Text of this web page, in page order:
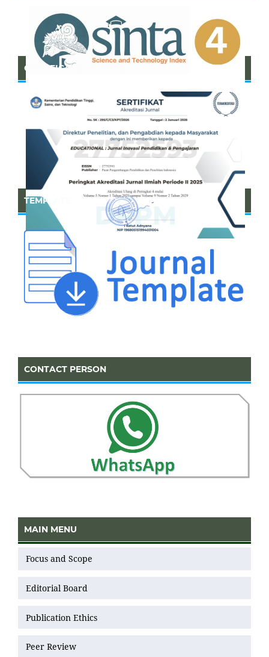
CERTIFICATE OF SINTA
TEMPLATE
CONTACT PERSON
MAIN MENU
Focus and Scope
Editorial Board
Publication Ethics
Peer Review